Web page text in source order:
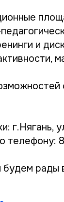
и
г.Нягань,
рады